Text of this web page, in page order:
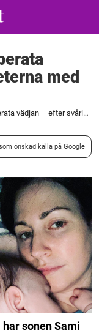
med
Henrik Schyfferts desperata vädjan – efter svårigheterna med sonen: "Hjälp!"
önskad källa på Google
sonen Sami